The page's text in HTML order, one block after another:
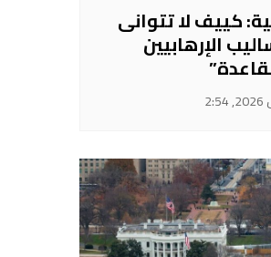
كييف لا تتوانى
الإرهابيين